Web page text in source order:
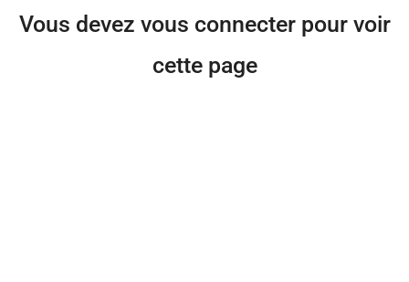
Vous devez vous connecter pour voir
cette page